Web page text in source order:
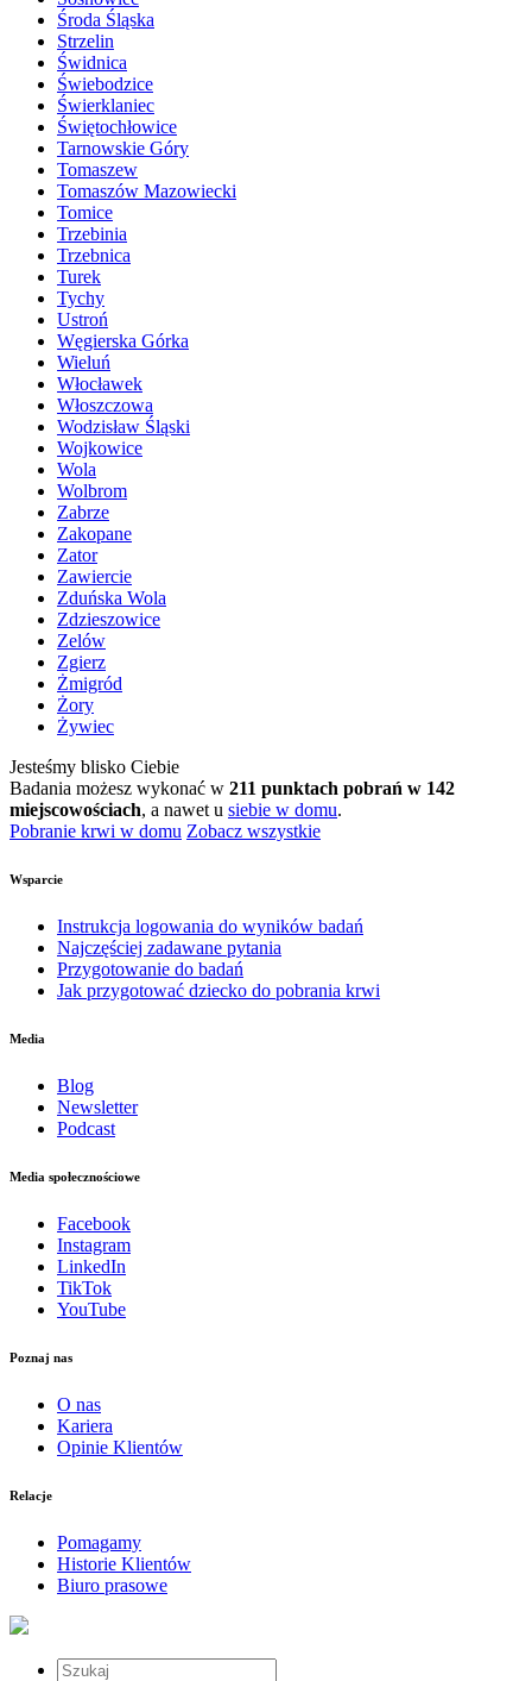
Środa Śląska
Strzelin
Świdnica
Świebodzice
Świerklaniec
Świętochłowice
Tarnowskie Góry
Tomaszew
Tomaszów Mazowiecki
Tomice
Trzebinia
Trzebnica
Turek
Tychy
Ustroń
Węgierska Górka
Wieluń
Włocławek
Włoszczowa
Wodzisław Śląski
Wojkowice
Wola
Wolbrom
Zabrze
Zakopane
Zator
Zawiercie
Zduńska Wola
Zdzieszowice
Zelów
Zgierz
Żmigród
Żory
Żywiec
Jesteśmy blisko Ciebie
Badania możesz wykonać w 211 punktach pobrań w 142
miejscowościach, a nawet u siebie w domu.
Pobranie krwi w domu Zobacz wszystkie
Wsparcie
Instrukcja logowania do wyników badań
Najczęściej zadawane pytania
Przygotowanie do badań
Jak przygotować dziecko do pobrania krwi
Media
Blog
Newsletter
Podcast
Media społecznościowe
Facebook
Instagram
LinkedIn
TikTok
YouTube
Poznaj nas
O nas
Kariera
Opinie Klientów
Relacje
Pomagamy
Historie Klientów
Biuro prasowe